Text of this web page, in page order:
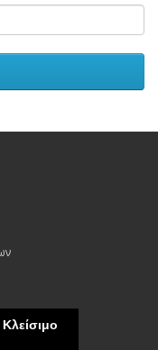
Κλείσιμο